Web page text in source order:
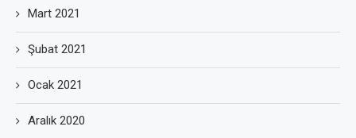
Mart 2021
Şubat 2021
Ocak 2021
Aralık 2020